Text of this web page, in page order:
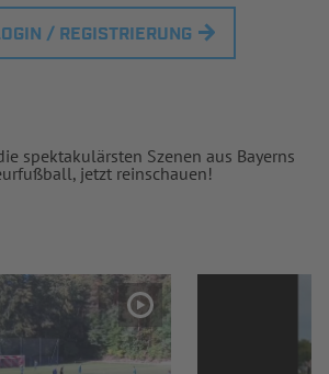
/ REGISTRIERUNG
spektakulärsten Szenen aus Bayerns
jetzt reinschauen!